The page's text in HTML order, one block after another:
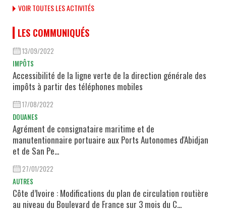
VOIR TOUTES LES ACTIVITÉS
LES COMMUNIQUÉS
13/09/2022
IMPÔTS
Accessibilité de la ligne verte de la direction générale des
impôts à partir des téléphones mobiles
17/08/2022
DOUANES
Agrément de consignataire maritime et de
manutentionnaire portuaire aux Ports Autonomes d'Abidjan
et de San Pe...
27/01/2022
AUTRES
Côte d’Ivoire : Modifications du plan de circulation routière
au niveau du Boulevard de France sur 3 mois du C...